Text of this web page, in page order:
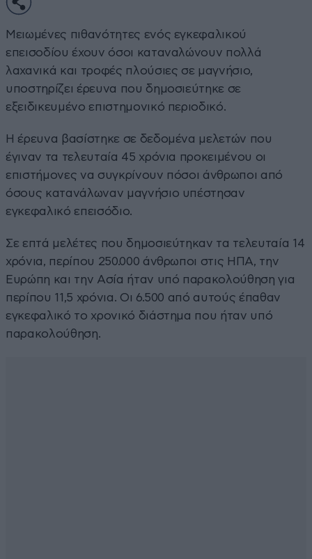
Μειωμένες πιθανότητες ενός εγκεφαλικού
επεισοδίου έχουν όσοι καταναλώνουν πολλά
λαχανικά και τροφές πλούσιες σε μαγνήσιο,
υποστηρίζει έρευνα που δημοσιεύτηκε σε
εξειδικευμένο επιστημονικό περιοδικό.
Η έρευνα βασίστηκε σε δεδομένα μελετών που
έγιναν τα τελευταία 45 χρόνια προκειμένου οι
επιστήμονες να συγκρίνουν πόσοι άνθρωποι από
όσους κατανάλωναν μαγνήσιο υπέστησαν
εγκεφαλικό επεισόδιο.
Σε επτά μελέτες που δημοσιεύτηκαν τα τελευταία 14
χρόνια, περίπου 250.000 άνθρωποι στις ΗΠΑ, την
Ευρώπη και την Ασία ήταν υπό παρακολούθηση για
περίπου 11,5 χρόνια. Οι 6.500 από αυτούς έπαθαν
εγκεφαλικό το χρονικό διάστημα που ήταν υπό
παρακολούθηση.